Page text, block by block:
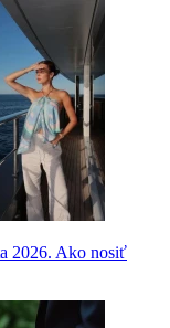
2026. Ako nosiť